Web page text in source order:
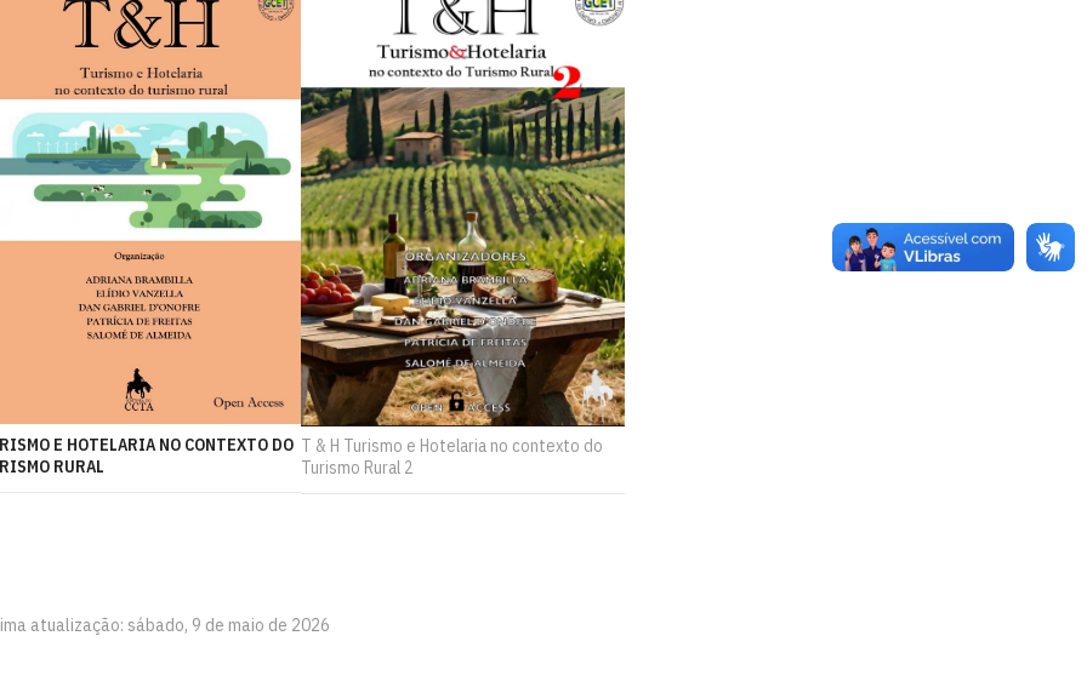
E HOTELARIA NO CONTEXTO DO
RURAL
T & H Turismo e Hotelaria no contexto do
Turismo Rural 2
atualização: sábado, 9 de maio de 2026